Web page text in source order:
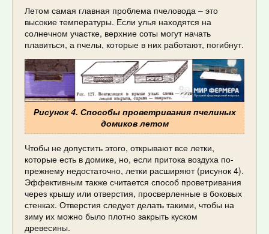
Летом самая главная проблема пчеловода – это
высокие температуры. Если улья находятся на
солнечном участке, верхние соты могут начать
плавиться, а пчелы, которые в них работают, погибнут.
Рисунок 4. Способы проветривания пчелиных
домиков летом
Чтобы не допустить этого, открывают все летки,
которые есть в домике, но, если притока воздуха по-
прежнему недостаточно, летки расширяют (рисунок 4).
Эффективным также считается способ проветривания
через крышу или отверстия, просверленные в боковых
стенках. Отверстия следует делать такими, чтобы на
зиму их можно было плотно закрыть куском
древесины.